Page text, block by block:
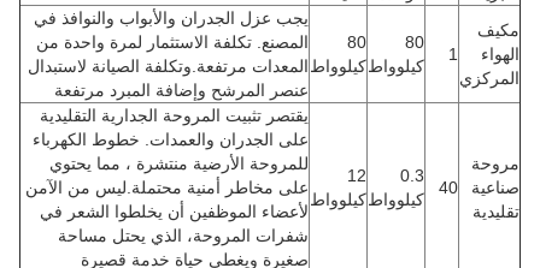
عزل الجدران والأبواب والنوافذ في
تكلفة الاستثمار لمرة واحدة من
مرتفعة.وتكلفة الصيانة لاستبدال
المرشح وإضافة المبرد مرتفعة
تثبيت المروحة الجدارية التقليدية
الجدران والعمدات. خطوط الكهرباء
الأرضية منتشرة ، مما يحتوي
مخاطر أمنية محتملة.ليس من الآمن
الموظفين أن يخلطوا الشعر في